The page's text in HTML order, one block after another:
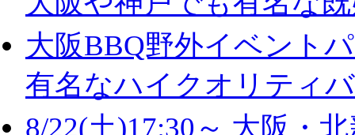
大阪BBQ野外イベント
有名なハイクオリティ
8/22(土)17:30～ 大阪・